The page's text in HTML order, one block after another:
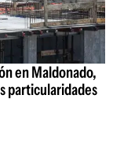
en Maldonado,
particularidades